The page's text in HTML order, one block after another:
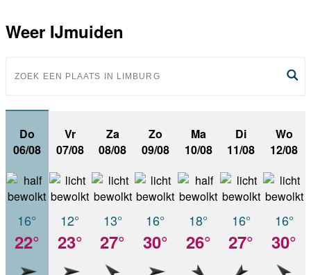
Weer IJmuiden
Do
06/08
16°
22°
Vr
07/08
12°
23°
Za
08/08
13°
27°
Zo
09/08
16°
30°
Ma
10/08
18°
26°
Di
11/08
16°
27°
Wo
12/08
16°
30°